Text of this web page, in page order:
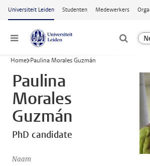
Ga naar hoofdinhoud
Universiteit Leiden Studenten Medewerkers
Menu
Home Paulina Morales Guzmán
Paulina
Morales
Guzmán
PhD candidate
Naam